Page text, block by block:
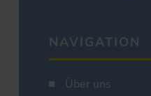
NAVIGATION
Über uns